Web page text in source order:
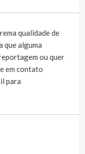
qualidade de
que alguma
ou quer
em contato
para